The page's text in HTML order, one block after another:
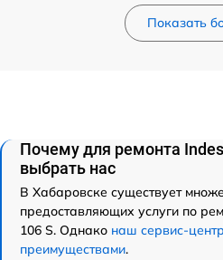
Показать
Почему для ремонта
выбрать нас
В Хабаровске существует
предоставляющих услуги по
106 S. Однако наш сервис-
преимуществами.